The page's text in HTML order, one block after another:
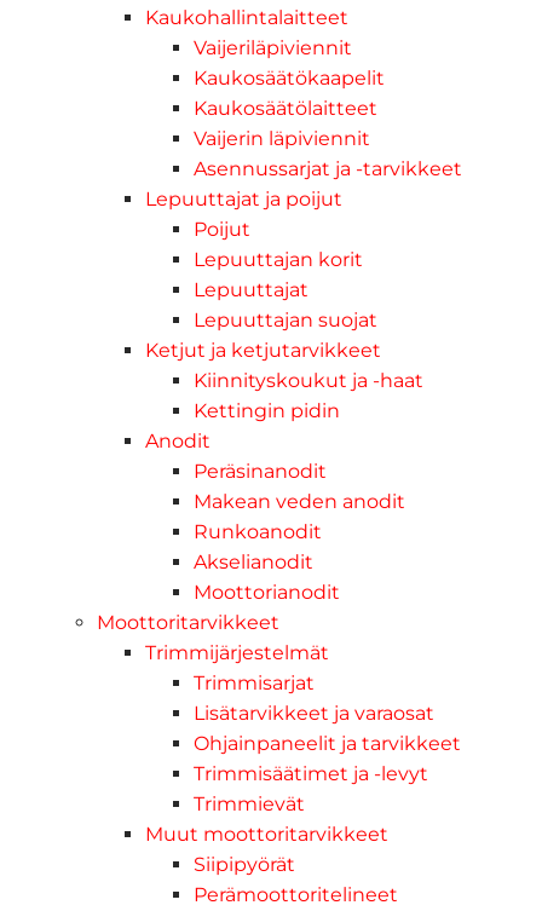
Kaukohallintalaitteet
Vaijeriläpiviennit
Kaukosäätökaapelit
Kaukosäätölaitteet
Vaijerin läpiviennit
Asennussarjat ja -tarvikkeet
Lepuuttajat ja poijut
Poijut
Lepuuttajan korit
Lepuuttajat
Lepuuttajan suojat
Ketjut ja ketjutarvikkeet
Kiinnityskoukut ja -haat
Kettingin pidin
Anodit
Peräsinanodit
Makean veden anodit
Runkoanodit
Akselianodit
Moottorianodit
Moottoritarvikkeet
Trimmijärjestelmät
Trimmisarjat
Lisätarvikkeet ja varaosat
Ohjainpaneelit ja tarvikkeet
Trimmisäätimet ja -levyt
Trimmievät
Muut moottoritarvikkeet
Siipipyörät
Perämoottoritelineet